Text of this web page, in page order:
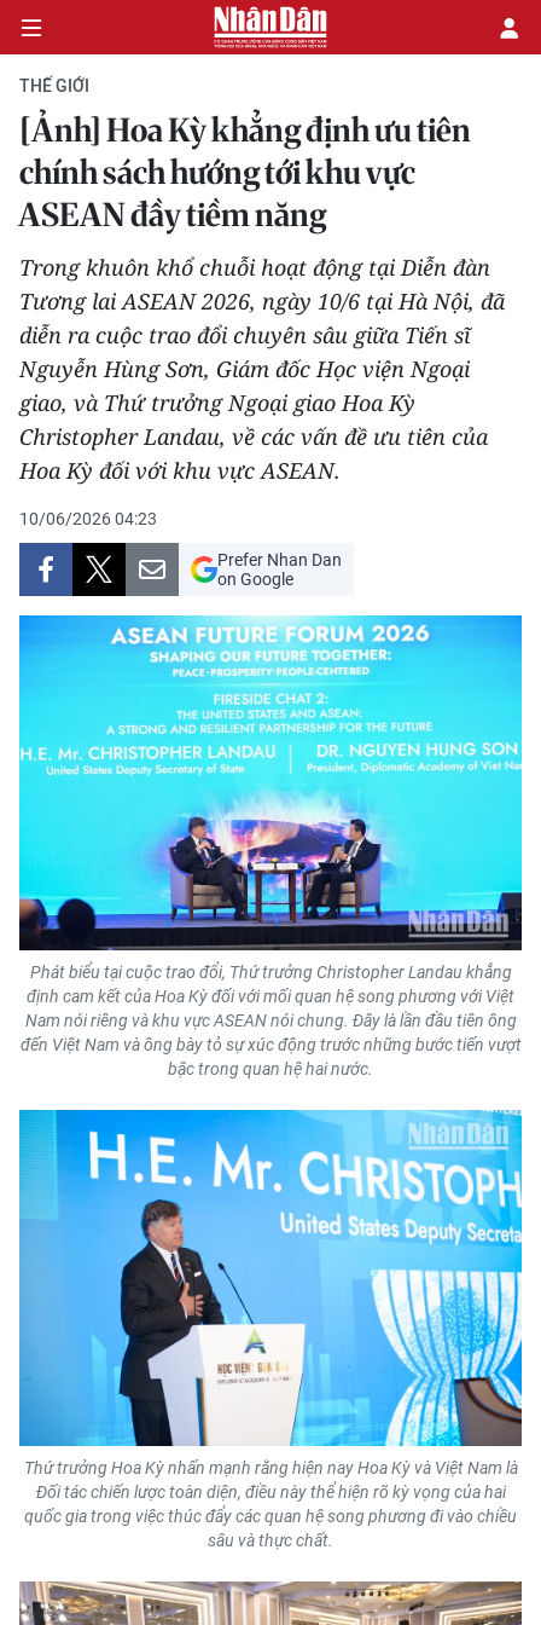
CHÍNH TRỊ
KINH TẾ
VĂN HÓA
XÃ HỘI
PHÁP LUẬT
DU LỊCH
THẾ GIỚI
THỂ THAO
GIÁO DỤC
KHOA HỌC - CÔNG NGHỆ
BẠN ĐỌC
KIỂM CHỨNG THÔNG TIN
TRI THỨC CHUYÊN SÂU
54 DÂN TỘC VIỆT NAM
MỘT SẢN PHẨM
MEDIA CENTER
E-Magazine
Media Chính trị
Media Kinh tế
Media Văn hóa
Media Xã hội
THẾ GIỚI
[Ảnh] Hoa Kỳ khẳng định ưu tiên
chính sách hướng tới khu vực
ASEAN đầy tiềm năng
Trong khuôn khổ chuỗi hoạt động tại Diễn đàn
Tương lai ASEAN 2026, ngày 10/6 tại Hà Nội, đã
diễn ra cuộc trao đổi chuyên sâu giữa Tiến sĩ
Nguyễn Hùng Sơn, Giám đốc Học viện Ngoại
giao, và Thứ trưởng Ngoại giao Hoa Kỳ
Christopher Landau, về các vấn đề ưu tiên của
Hoa Kỳ đối với khu vực ASEAN.
10/06/2026 04:23
Prefer Nhan Dan
on Google
Phát biểu tại cuộc trao đổi, Thứ trưởng Christopher Landau khẳng
định cam kết của Hoa Kỳ đối với mối quan hệ song phương với Việt
Nam nói riêng và khu vực ASEAN nói chung. Đây là lần đầu tiên ông
đến Việt Nam và ông bày tỏ sự xúc động trước những bước tiến vượt
bậc trong quan hệ hai nước.
Thứ trưởng Hoa Kỳ nhấn mạnh rằng hiện nay Hoa Kỳ và Việt Nam là
Đối tác chiến lược toàn diện, điều này thể hiện rõ kỳ vọng của hai
quốc gia trong việc thúc đẩy các quan hệ song phương đi vào chiều
sâu và thực chất.